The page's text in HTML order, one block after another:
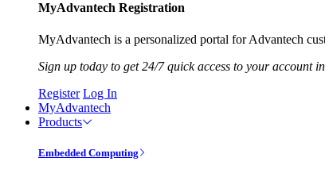
MyAdvantech Registration
MyAdvantech is a personalized portal for Advantech
Sign up today to get 24/7 quick access to your account
Register Log In
MyAdvantech
Products
Embedded Computing